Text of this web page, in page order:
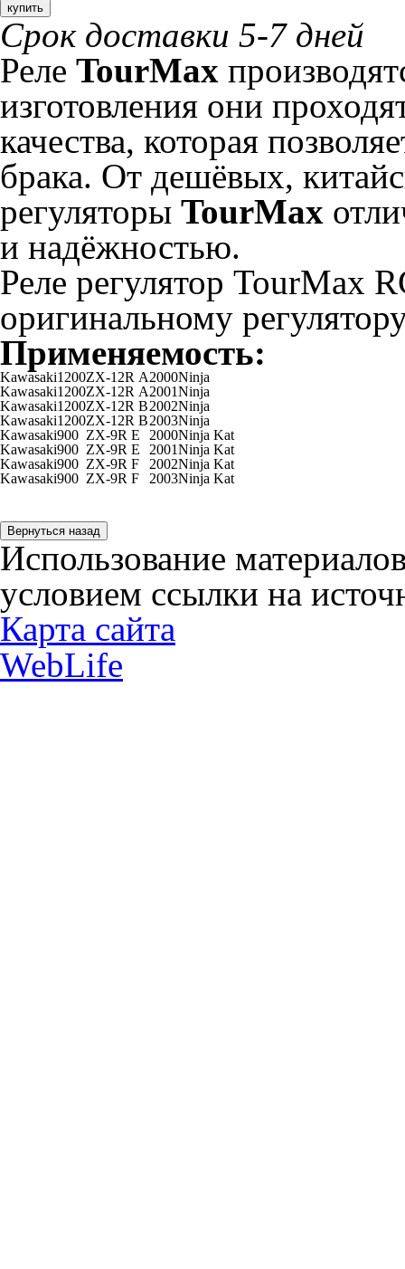
купить
Срок доставки 5-7 дней
Реле TourMax
изготовления они
качества, которая
брака. От дешёвых,
регуляторы TourMax
и надёжностью.
Реле регулятор TourMax
оригинальному
Применяемость:
Kawasaki1200ZX-12R A2000Ninja
Kawasaki1200ZX-12R A2001Ninja
Kawasaki1200ZX-12R B2002Ninja
Kawasaki1200ZX-12R B2003Ninja
Kawasaki900 ZX-9R E 2000Ninja Kat
Kawasaki900 ZX-9R E 2001Ninja Kat
Kawasaki900 ZX-9R F 2002Ninja Kat
Kawasaki900 ZX-9R F 2003Ninja Kat
Использование
условием ссылки на
Карта сайта
WebLife